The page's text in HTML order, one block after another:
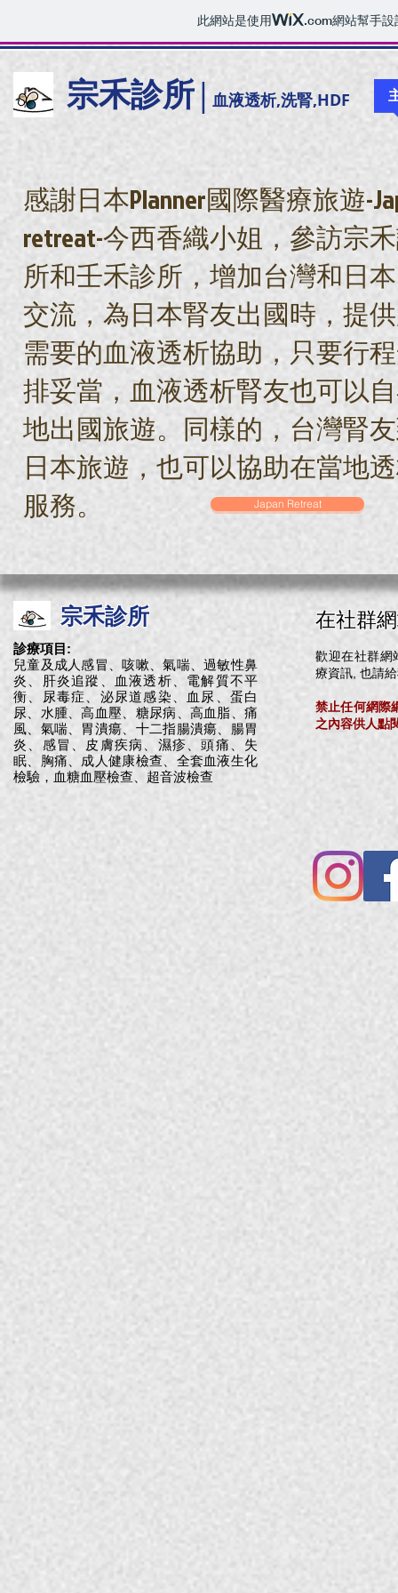
此網站是使用 .com網站幫手設
宗禾診所​| 血液透析,洗腎,HDF
感謝日本Planner國際醫療旅遊-
retreat-今西香織小姐，參訪宗
所和壬禾診所，增加台灣和日
交流，為日本腎友出國時，提
需要的血液透析協助，只要行
排妥當，血液透析腎友也可以
地出國旅遊。同樣的，台灣腎
日本旅遊，也可以協助在當地
服務。
Japan Retreat
宗禾診所
診療項目:
兒童及成人感冒、咳嗽、氣喘、過敏性鼻
炎、肝炎追蹤、血液透析、電解質不平
衡、尿毒症、泌尿道感染、血尿、蛋白
尿、水腫、高血壓、糖尿病、高血脂、痛
風、氣喘、胃潰瘍、十二指腸潰瘍、腸胃
炎、感冒、皮膚疾病、濕疹、頭痛、失
眠、胸痛、成人健康檢查、全套血液生化
檢驗，血糖血壓檢查、超音波檢查
在社群
歡迎在社群網
療資訊, 也請
禁止任何網際
之內容供人點